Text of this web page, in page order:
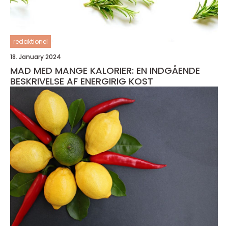
redaktionel
18. January 2024
MAD MED MANGE KALORIER: EN INDGÅENDE
BESKRIVELSE AF ENERGIRIG KOST